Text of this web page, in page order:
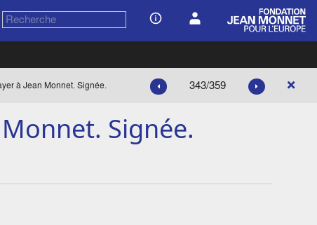
à Jean Monnet. Signée. 343/359
Signée.